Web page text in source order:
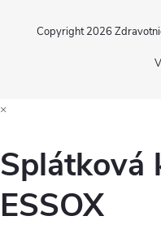
Copyright 2026
×
Splátková
ESSOX